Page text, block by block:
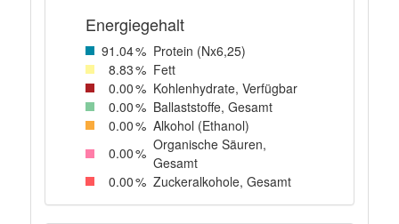
Energiegehalt
91 .04% Protein (Nx6,25)
8.83% Fett
0.00% Kohlenhydrate, Verfügbar
0.00% Ballaststoffe, Gesamt
0.00% Alkohol (Ethanol)
0.00% Organische Säuren,
Gesamt
0.00% Zuckeralkohole, Gesamt